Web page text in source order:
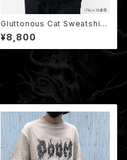
Gluttonous Cat Sweatshirt
/ 地域の悪魔猫 クルーネックス
ウェット (裏パイル)
¥8,800